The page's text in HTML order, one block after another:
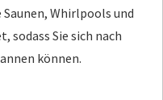
Whirlpools und
Sie sich nach
können.